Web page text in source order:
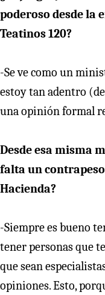
poderoso desde la
Teatinos 120?
-Se ve como un
estoy tan adentro
una opinión formal
Desde esa misma
falta un
Hacienda?
-Siempre es bueno
tener personas que
que sean
opiniones. Esto,